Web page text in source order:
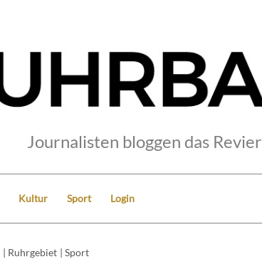
Journalisten bloggen das Revier
Kultur Sport Login
| Ruhrgebiet | Sport